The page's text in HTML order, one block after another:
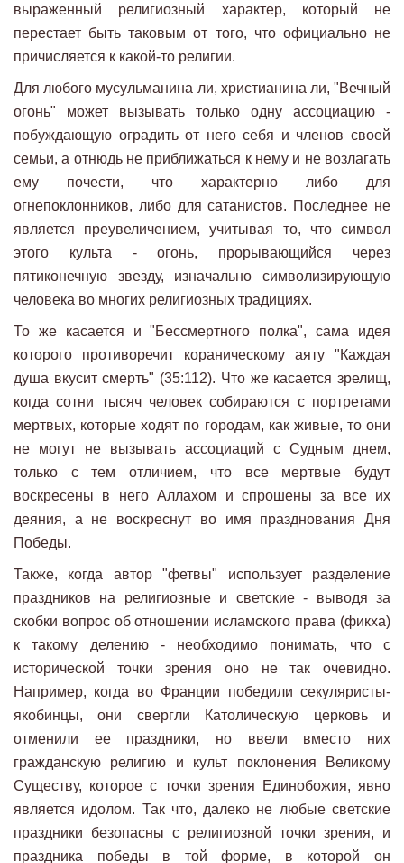
выраженный религиозный характер, который не
перестает быть таковым от того, что официально не
причисляется к какой-то религии.
Для любого мусульманина ли, христианина ли, "Вечный
огонь" может вызывать только одну ассоциацию -
побуждающую оградить от него себя и членов своей
семьи, а отнюдь не приближаться к нему и не возлагать
ему почести, что характерно либо для
огнепоклонников, либо для сатанистов. Последнее не
является преувеличением, учитывая то, что символ
этого культа - огонь, прорывающийся через
пятиконечную звезду, изначально символизирующую
человека во многих религиозных традициях.
То же касается и "Бессмертного полка", сама идея
которого противоречит кораническому аяту "Каждая
душа вкусит смерть" (35:112). Что же касается зрелищ,
когда сотни тысяч человек собираются с портретами
мертвых, которые ходят по городам, как живые, то они
не могут не вызывать ассоциаций с Судным днем,
только с тем отличием, что все мертвые будут
воскресены в него Аллахом и спрошены за все их
деяния, а не воскреснут во имя празднования Дня
Победы.
Также, когда автор "фетвы" использует разделение
праздников на религиозные и светские - выводя за
скобки вопрос об отношении исламского права (фикха)
к такому делению - необходимо понимать, что с
исторической точки зрения оно не так очевидно.
Например, когда во Франции победили секуляристы-
якобинцы, они свергли Католическую церковь и
отменили ее праздники, но ввели вместо них
гражданскую религию и культ поклонения Великому
Существу, которое с точки зрения Единобожия, явно
является идолом. Так что, далеко не любые светские
праздники безопасны с религиозной точки зрения, и
праздника победы в той форме, в которой он